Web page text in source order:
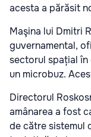
acesta a părăsit
Maşina lui Dmitri
guvernamental,
sectorul spațial
un microbuz.
Directorul
amânarea a fost
de către sistemul